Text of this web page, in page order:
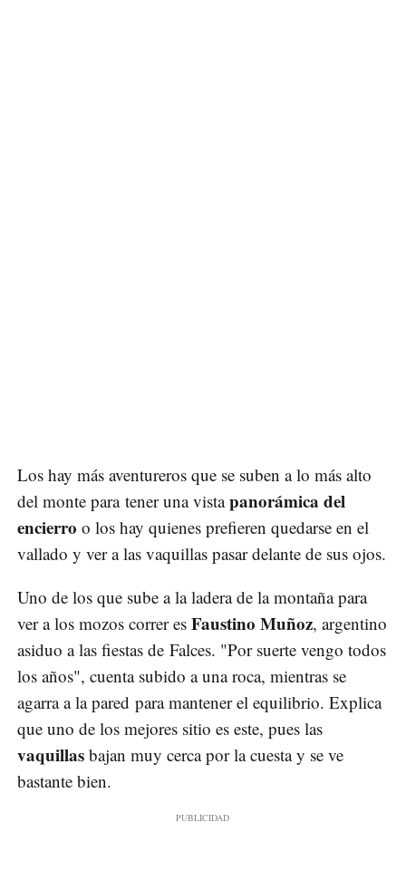
Los hay más aventureros que se suben a lo más alto
del monte para tener una vistapanorámica del
encierro o los hay quienes prefieren quedarse en el
vallado y ver a las vaquillas pasar delante de sus ojos.
Uno de los que sube a la ladera de la montaña para
ver a los mozos correr es Faustino Muñoz, argentino
asiduo a las fiestas de Falces. "Por suerte vengo todos
los años", cuenta subido a una roca, mientras se
agarra a la pared para mantener el equilibrio. Explica
que uno de los mejores sitio es este, pues las
vaquillas bajan muy cerca por la cuesta y se ve
bastante bien.